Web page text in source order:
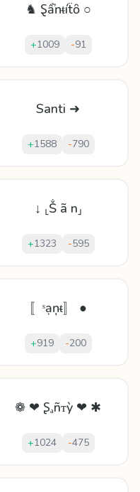
♞ Ȿẩŉᵵíẗȏ ○
+1009 -91
Santi ➜
+1588 -790
↓ ⸤Ṧ ã n⸥
+1323 -595
〚ˢạņᵵ〛 ●
+919 -200
❁ ❤ Ʂₐñᴛỳ ❤ ✱
+1024 -475